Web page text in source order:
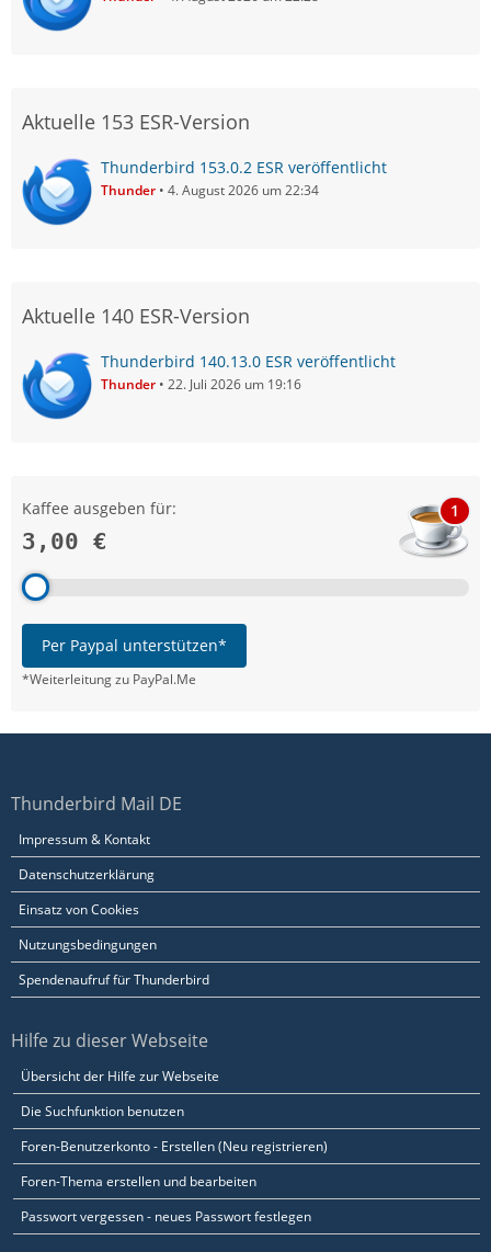
Aktuelle 153 ESR-Version
Thunderbird 153.0.2 ESR veröffentlicht
Thunder 4. August 2026 um 22:34
Aktuelle 140 ESR-Version
Thunderbird 140.13.0 ESR veröffentlicht
Thunder 22. Juli 2026 um 19:16
Kaffee ausgeben für:
3,00 €
1
Per Paypal unterstützen*
*Weiterleitung zu PayPal.Me
Thunderbird Mail DE
Impressum & Kontakt
Datenschutzerklärung
Einsatz von Cookies
Nutzungsbedingungen
Spendenaufruf für Thunderbird
Hilfe zu dieser Webseite
Übersicht der Hilfe zur Webseite
Die Suchfunktion benutzen
Foren-Benutzerkonto - Erstellen (Neu registrieren)
Foren-Thema erstellen und bearbeiten
Passwort vergessen - neues Passwort festlegen